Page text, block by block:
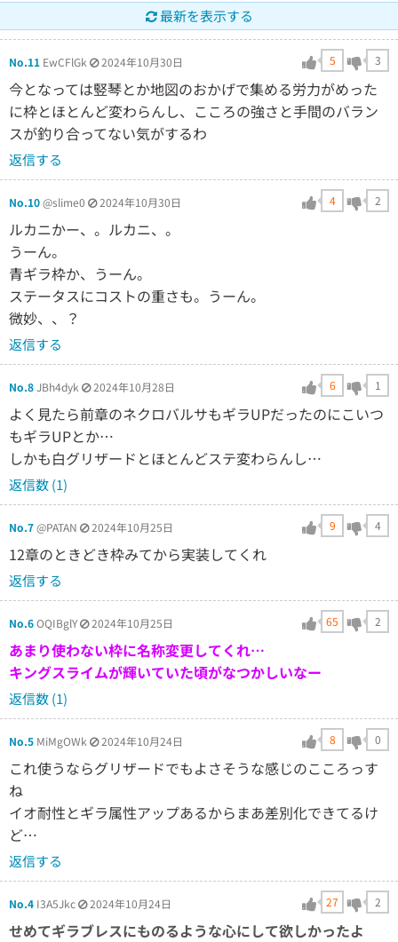
最新を表示する
No.11 EwCFlGk 2024年10月30日 5 3
今となっては竪琴とか地図のおかげで集める労力がめった
に枠とほとんど変わらんし、こころの強さと手間のバラン
スが釣り合ってない気がするわ
返信する
No.10@slime0 2024年10月30日 4 2
ルカニかー、。ルカニ、。
うーん。
青ギラ枠か、うーん。
ステータスにコストの重さも。うーん。
微妙、、？
返信する
No.8JBh4dyk 2024年10月28日 6 1
よく見たら前章のネクロバルサもギラUPだったのにこいつ
もギラUPとか…
しかも白グリザードとほとんどステ変わらんし…
返信数 (1)
No.7@PATAN 2024年10月25日 9 4
12章のときどき枠みてから実装してくれ
返信する
No.6OQIBglY 2024年10月25日 65 2
あまり使わない枠に名称変更してくれ…
キングスライムが輝いていた頃がなつかしいなー
返信数 (1)
No.5 MiMgOWk 2024年10月24日 8 0
これ使うならグリザードでもよさそうな感じのこころっす
ね
イオ耐性とギラ属性アップあるからまあ差別化できてるけ
ど…
返信する
No.4 I3A5Jkc 2024年10月24日 27 2
せめてギラブレスにものるような心にして欲しかったよ